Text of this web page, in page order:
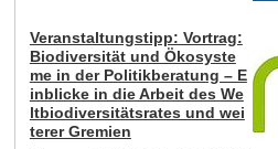
Veranstaltungstipp: Vortrag:
Biodiversität und Ökosyste
me in der Politikberatung – E
inblicke in die Arbeit des We
ltbiodiversitätsrates und wei
terer Gremien